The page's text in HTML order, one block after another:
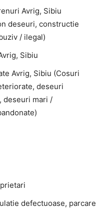
Avrig, Sibiu
deseuri, constructie
/ ilegal)
Sibiu
Avrig, Sibiu (Cosuri
deseuri
deseuri mari /
defectuoase, parcare